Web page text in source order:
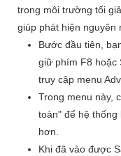
trong môi trường tối
giúp phát hiện nguyên
Bước đầu tiên,
giữ phím F8 hoặc
truy cập menu
Trong menu này,
toàn" để hệ
hơn.
Khi đã vào được